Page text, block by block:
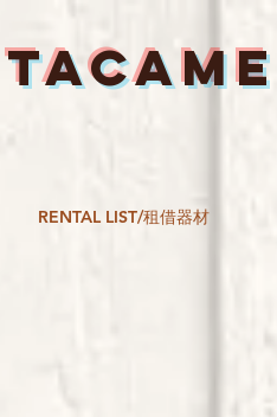
RENTAL LIST/租借器材